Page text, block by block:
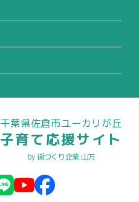
千葉県佐倉市ユーカリが丘
子育て応援サイト
by 街づくり企業 山万